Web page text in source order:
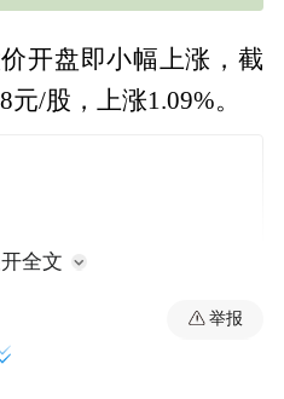
开盘即小幅上涨，截
/股，上涨1.09%。
全文
举报